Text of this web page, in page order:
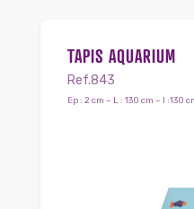
TAPIS AQUARIUM
Ref.843
Ep : 2 cm – L : 130 cm – l :130